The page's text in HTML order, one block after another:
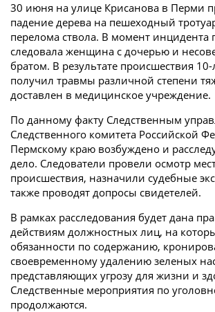
30 июня на улице Крисанова в Перми
падение дерева на пешеходный
перелома ствола. В момент инцидента
следовала женщина с дочерью и
братом. В результате происшествия
получил травмы различной степени
доставлен в медицинское учреждение.
По данному факту Следственным
Следственного комитета Российской
Пермскому краю возбуждено и
дело. Следователи провели осмотр
происшествия, назначили судебные
также проводят допросы свидетелей.
В рамках расследования будет дана
действиям должностных лиц, на
обязанности по содержанию,
своевременному удалению зеленых
представляющих угрозу для жизни и
Следственные мероприятия по
продолжаются.